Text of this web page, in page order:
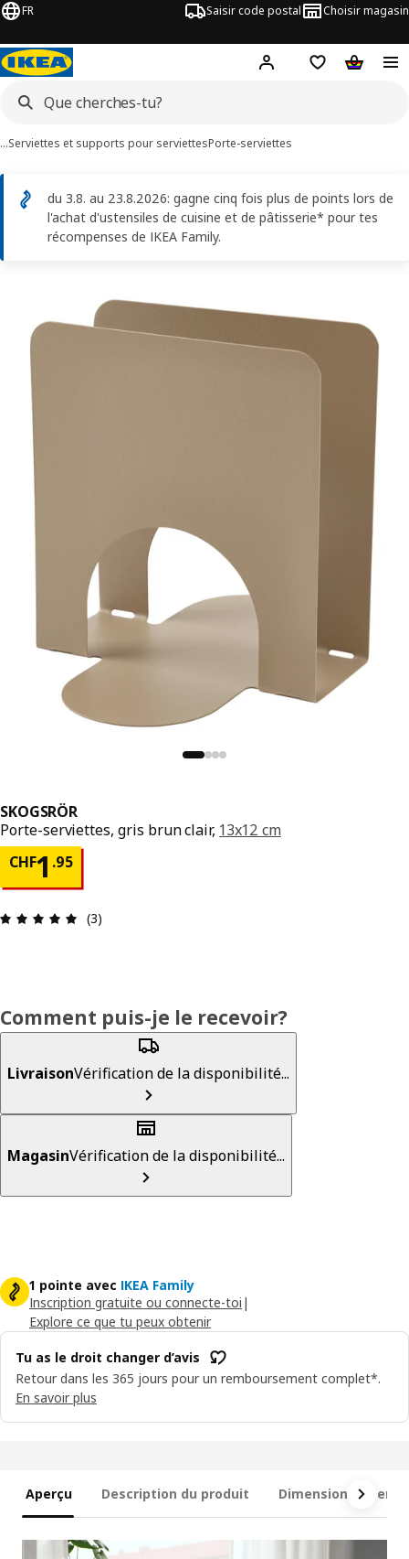
FR Saisir code postal Choisir magasin
Hej! Connecte-toi
Liste d'achats
Panier
…Serviettes et supports pour serviettesPorte-serviettes
du 3.8. au 23.8.2026: gagne cinq fois plus de points lors de
l'achat d'ustensiles de cuisine et de pâtisserie* pour tes
récompenses de IKEA Family.
de 4 SKOGSRÖR
SKOGSRÖR
Porte-serviettes, gris brun clair, 13x12 cm
CHF1 .95
Prix CHF 1.95
Avis: 5 sur 5 étoiles. Nombre total d’avis: 3
(3)
Comment puis-je le recevoir?
LivraisonVérification de la disponibilité...
MagasinVérification de la disponibilité...
1 pointe avec IKEA Family
Inscription gratuite ou connecte-toi |
Explore ce que tu peux obtenir
Tu as le droit changer d’avis
Retour dans les 365 jours pour un remboursement complet*.
En savoir plus
Aperçu Description du produit Dimensions et